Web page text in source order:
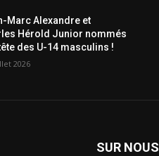
Marc Alexandre et
Hérold Junior nommés
des U-14 masculins !
2026
SUR NOUS